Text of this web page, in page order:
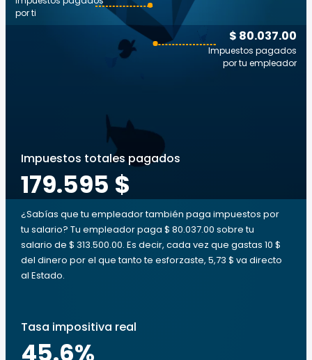
$ 80.037.00
Impuestos pagados
por tu empleador
por ti
Impuestos totales pagados
179.595 $
¿Sabías que tu empleador también paga impuestos por
tu salario? Tu empleador paga $ 80.037.00 sobre tu
salario de $ 313.500.00. Es decir, cada vez que gastas 10 $
del dinero por el que tanto te esforzaste, 5,73 $ va directo
al Estado.
Tasa impositiva real
45.6%